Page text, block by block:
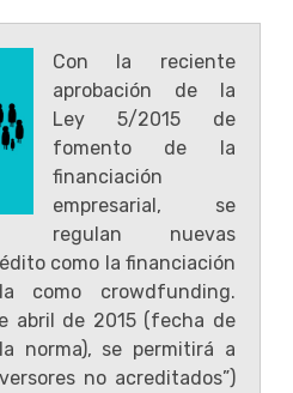
Con la reciente
aprobación de la
Ley 5/2015 de
fomento de la
financiación
empresarial, se
regulan nuevas
como la financiación
como crowdfunding.
abril de 2015 (fecha de
norma), se permitirá a
no acreditados”)